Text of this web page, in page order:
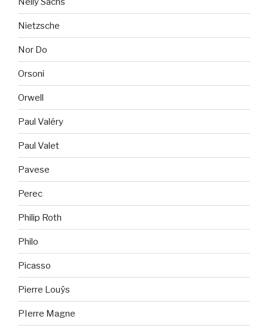
Nietzsche
Nor Do
Orsoni
Orwell
Paul Valéry
Paul Valet
Pavese
Perec
Philip Roth
Philo
Picasso
Pierre Louÿs
PIerre Magne